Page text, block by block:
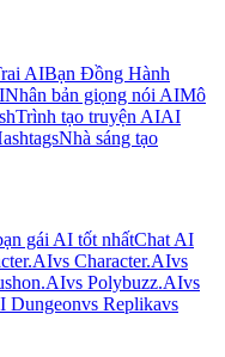
AIBạn Đồng Hành
Nhân bản giọng nói AIMô
Trình tạo truyện AIAI
Nhà sáng tạo
gái AI tốt nhấtChat AI
vs Character.AIvs
vs Polybuzz.AIvs
Dungeonvs Replikavs